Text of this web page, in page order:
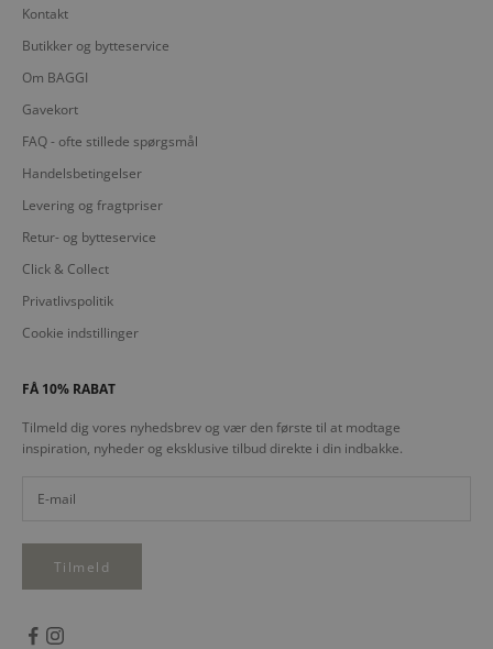
Kontakt
Butikker og bytteservice
Om BAGGI
Gavekort
FAQ - ofte stillede spørgsmål
Handelsbetingelser
Levering og fragtpriser
Retur- og bytteservice
Click & Collect
Privatlivspolitik
Cookie indstillinger
FÅ 10% RABAT
Tilmeld dig vores nyhedsbrev og vær den første til at modtage
inspiration, nyheder og eksklusive tilbud direkte i din indbakke.
Tilmeld